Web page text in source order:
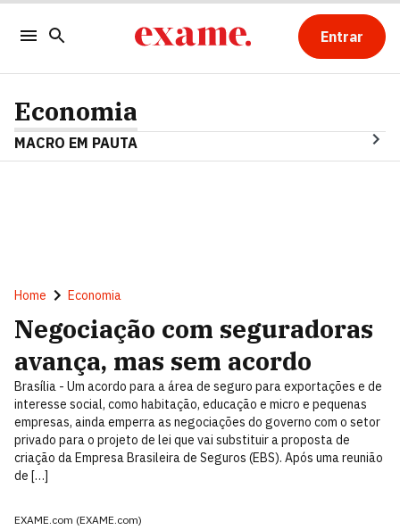
Entrar
Economia
MACRO EM PAUTA
Home Economia
Negociação com seguradoras
avança, mas sem acordo
Brasília - Um acordo para a área de seguro para exportações e de
interesse social, como habitação, educação e micro e pequenas
empresas, ainda emperra as negociações do governo com o setor
privado para o projeto de lei que vai substituir a proposta de
criação da Empresa Brasileira de Seguros (EBS). Após uma reunião
de […]
EXAME.com (EXAME.com)